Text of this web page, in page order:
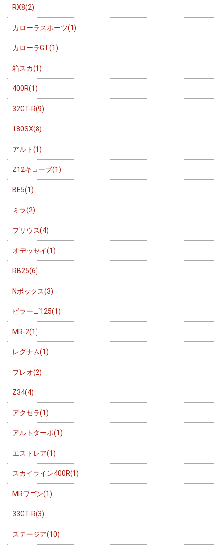
RX8(2)
カローラスポーツ(1)
カローラGT(1)
箱スカ(1)
400R(1)
32GT-R(9)
180SX(8)
アルト(1)
Z12キューブ(1)
BE5(1)
ミラ(2)
プリウス(4)
オデッセイ(1)
RB25(6)
Nボックス(3)
ビラーゴ125(1)
MR-2(1)
レグナム(1)
プレオ(2)
Z34(4)
アクセラ(1)
アルトターボ(1)
エストレア(1)
スカイライン400R(1)
MRワゴン(1)
33GT-R(3)
ステージア(10)